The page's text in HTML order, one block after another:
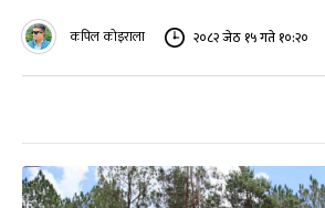
कपिल कोइराला २०८२ जेठ १५ गते १०:२०